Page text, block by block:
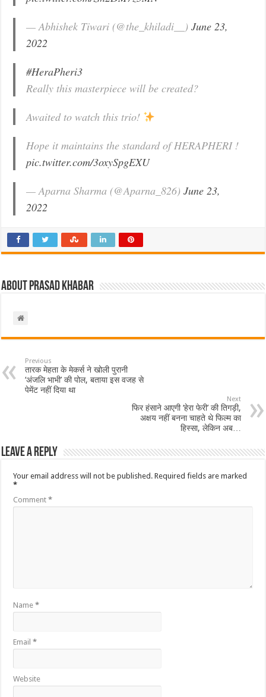
— Abhishek Tiwari (@the_khiladi__)June 23,
2022
#HeraPheri3
Really this masterpiece will be created?
Awaited to watch this trio!
Hope it maintains the standard of HERAPHERI !
pic.twitter.com/3oxySpgEXU
— Aparna Sharma (@Aparna_826)June 23,
2022
About Prasad Khabar
Previous
तारक मेहता के मेकर्स ने खोली पुरानी
‘अंजलि भाभी’ की पोल, बताया इस वजह से
पेमेंट नहीं दिया था
Next
फिर हंसाने आएगी ‘हेरा फेरी’ की तिगड़ी,
अक्षय नहीं बनना चाहते थे फिल्म का
हिस्सा, लेकिन अब…
Leave a Reply
Your email address will not be published. Required fields are marked
*
Comment*
Name*
Email*
Website